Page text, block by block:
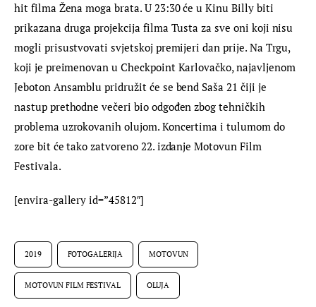
hit filma Žena moga brata. U 23:30 će u Kinu Billy biti
prikazana druga projekcija filma Tusta za sve oni koji nisu
mogli prisustvovati svjetskoj premijeri dan prije. Na Trgu,
koji je preimenovan u Checkpoint Karlovačko, najavljenom
Jeboton Ansamblu pridružit će se bend Saša 21 čiji je
nastup prethodne večeri bio odgođen zbog tehničkih
problema uzrokovanih olujom. Koncertima i tulumom do
zore bit će tako zatvoreno 22. izdanje Motovun Film
Festivala.
[envira-gallery id=”45812″]
2019 FOTOGALERIJA MOTOVUN
MOTOVUN FILM FESTIVAL OLUJA